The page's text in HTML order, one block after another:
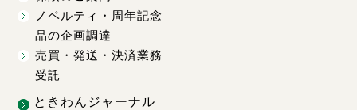
ノベルティ・周年記念
品の企画調達
売買・発送・決済業務
受託
ときわんジャーナル